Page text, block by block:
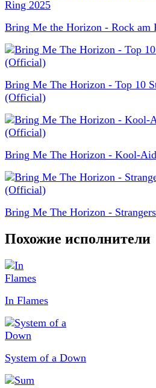
Bring Me the Horizon - Rock am
Bring Me The Horizon - Top 10
(Official)
Bring Me The Horizon - Kool-
Bring Me The Horizon -
Похожие исполнители
In Flames
System of a Down